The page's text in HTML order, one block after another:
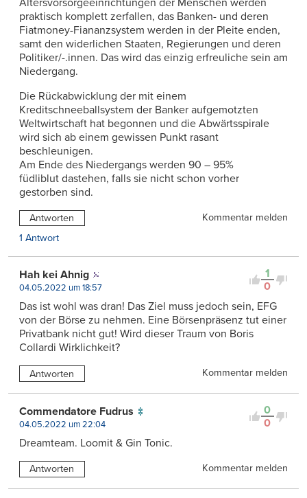
praktisch komplett zerfallen, das Banken- und deren
Fiatmoney-Fiananzsystem werden in der Pleite enden,
samt den widerlichen Staaten, Regierungen und deren
Politiker/-.innen. Das wird das einzig erfreuliche sein am
Niedergang.
Die Rückabwicklung der mit einem
Kreditschneeballsystem der Banker aufgemotzten
Weltwirtschaft hat begonnen und die Abwärtsspirale
wird sich ab einem gewissen Punkt rasant
beschleunigen.
Am Ende des Niedergangs werden 90 – 95%
füdliblut dastehen, falls sie nicht schon vorher
gestorben sind.
Antworten
Kommentar melden
1 Antwort
1
0
Hah kei Ahnig
04.05.2022 um 18:57
Das ist wohl was dran! Das Ziel muss jedoch sein, EFG
von der Börse zu nehmen. Eine Börsenpräsenz tut einer
Privatbank nicht gut! Wird dieser Traum von Boris
Collardi Wirklichkeit?
Antworten Kommentar melden
0
0
Commendatore Fudrus
04.05.2022 um 22:04
Dreamteam. Loomit & Gin Tonic.
Antworten Kommentar melden